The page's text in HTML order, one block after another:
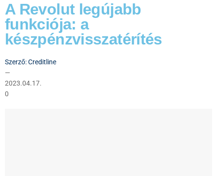
A Revolut legújabb
funkciója: a
készpénzvisszatérítés
Szerző:Creditline
—
2023.04.17.
0